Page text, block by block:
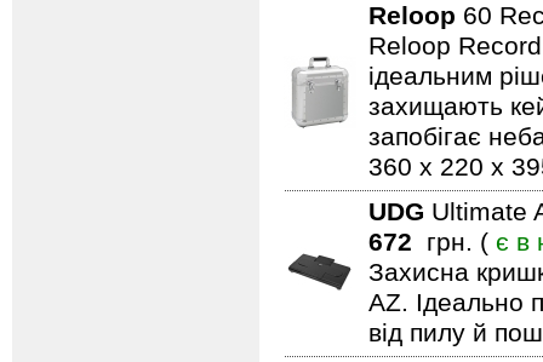
Reloop 60
Reloop Record
ідеальним
захищають
запобігає
360 x 220 x
UDG Ultimate
672 грн. ( є в
Захисна
AZ. Ідеально
від пилу й